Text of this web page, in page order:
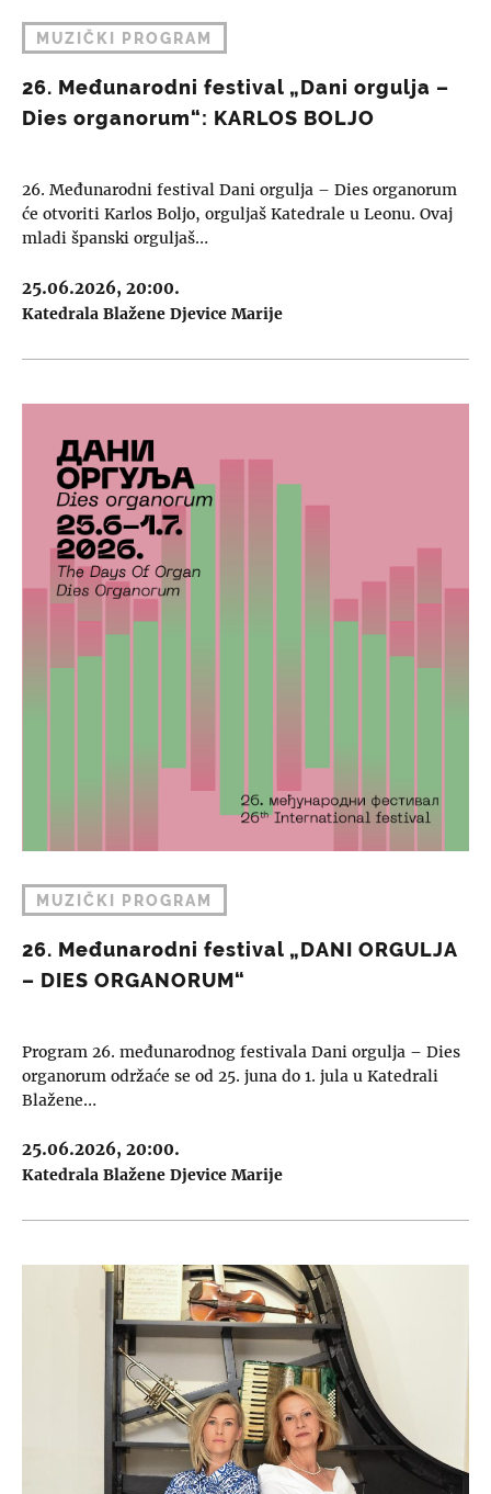
MUZIČKI PROGRAM
26. Međunarodni festival „Dani orgulja –
Dies organorum“: KARLOS BOLJO
26. Međunarodni festival Dani orgulja – Dies organorum
će otvoriti Karlos Boljo, orguljaš Katedrale u Leonu. Ovaj
mladi španski orguljaš…
25.06.2026, 20:00.
Katedrala Blažene Djevice Marije
MUZIČKI PROGRAM
26. Međunarodni festival „DANI ORGULJA
– DIES ORGANORUM“
Program 26. međunarodnog festivala Dani orgulja – Dies
organorum održaće se od 25. juna do 1. jula u Katedrali
Blažene…
25.06.2026, 20:00.
Katedrala Blažene Djevice Marije